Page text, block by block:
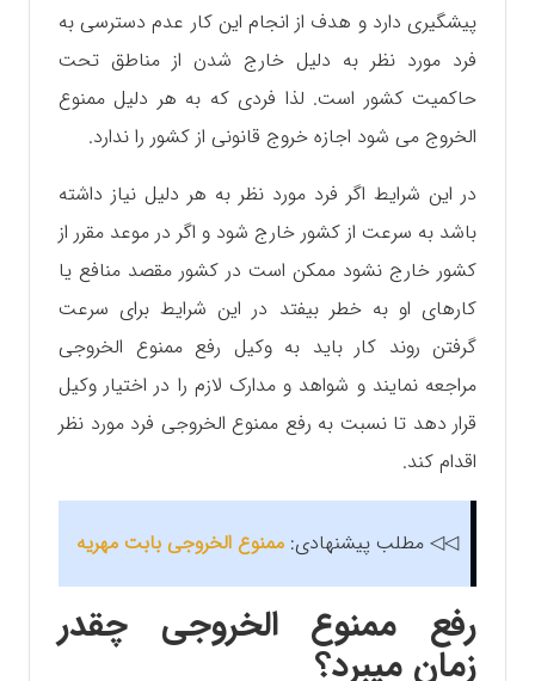
پیشگیری دارد و هدف از انجام این کار عدم دسترسی به
فرد مورد نظر به دلیل خارج شدن از مناطق تحت
حاکمیت کشور است. لذا فردی که به هر دلیل ممنوع
الخروج می شود اجازه خروج قانونی از کشور را ندارد.
در این شرایط اگر فرد مورد نظر به هر دلیل نیاز داشته
باشد به سرعت از کشور خارج شود و اگر در موعد مقرر از
کشور خارج نشود ممکن است در کشور مقصد منافع یا
کارهای او به خطر بیفتد در این شرایط برای سرعت
گرفتن روند کار باید به وکیل رفع ممنوع الخروجی
مراجعه نمایند و شواهد و مدارک لازم را در اختیار وکیل
قرار دهد تا نسبت به رفع ممنوع الخروجی فرد مورد نظر
اقدام کند.
◁◁ مطلب پیشنهادی: ممنوع الخروجی بابت مهریه
رفع ممنوع الخروجی چقدر
زمان میبرد؟